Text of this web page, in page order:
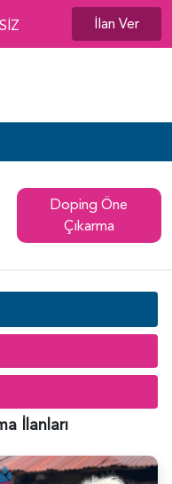
İlan Ver
Doping Öne
Çıkarma
İlanları